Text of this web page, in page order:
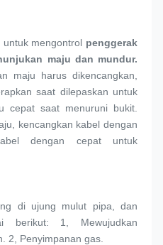
untuk mengontrol penggerak
maju dan mundur.
maju harus dikencangkan,
saat dilepaskan untuk
cepat saat menuruni bukit.
kencangkan kabel dengan
dengan cepat untuk
di ujung mulut pipa, dan
berikut: 1, Mewujudkan
2, Penyimpanan gas.